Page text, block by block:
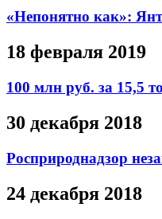
«Непонятно как»:
18 февраля 2019
100 млн руб. за 15,5
30 декабря 2018
Росприроднадзор
24 декабря 2018